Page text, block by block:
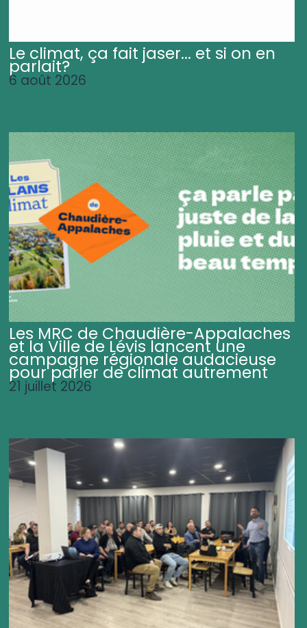
Le climat, ça fait jaser... et si on en
parlait?
6 août 2026
Les MRC de Chaudière-Appalaches
et la Ville de Lévis lancent une
campagne régionale audacieuse
pour parler de climat autrement
21 juillet 2026